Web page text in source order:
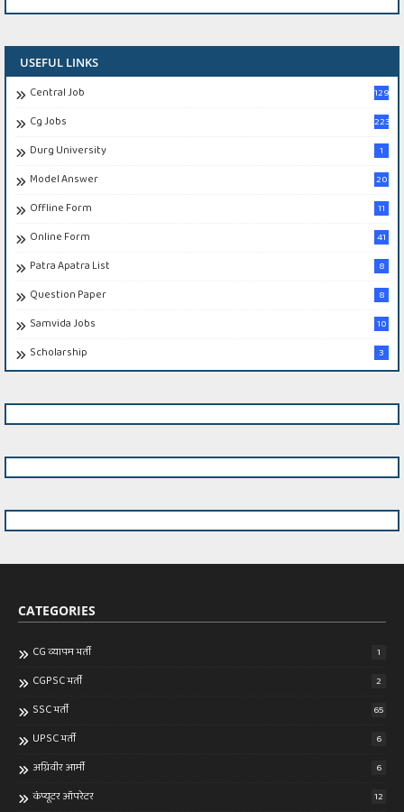
USEFUL LINKS
Central Job 129
Cg Jobs 223
Durg University 1
Model Answer 20
Offline Form 11
Online Form 41
Patra Apatra List 8
Question Paper 8
Samvida Jobs 10
Scholarship 3
CATEGORIES
CG व्यापम भर्ती 1
CGPSC भर्ती 2
SSC भर्ती 65
UPSC भर्ती 6
अग्निवीर आर्मी 6
कंप्यूटर ऑपरेटर 12